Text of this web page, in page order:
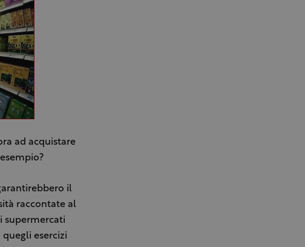
ad acquistare
il
raccontate al
supermercati
esercizi